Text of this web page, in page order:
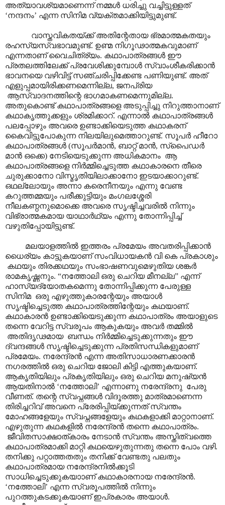
അത്യാവശ്യമാണെന്ന് നമ്മൾ ധരിച്ചു വച്ചിട്ടുള്ളത്
‘നന്ദനം’ എന്ന സിനിമ വ്യക്തമാക്കിയിട്ടുമുണ്ട്.
വാസ്തവികതയ്ക്ക് അതിന്റേതായ ഭ്രമാത്മകതയും
രഹസ്യസ്വഭാവമുണ്ട്. ഉണ്മ നിഗൂഢാത്മകവുമാണ്
എന്നതാണ് വൈചിത്ര്യം. കഥാപാത്രങ്ങൾ ഈ
പ്രതലത്തിലേക്ക് പ്രവേശിക്കുമ്പോൾ സ്വാംശീകരിക്കാൻ
ഭാവനയെ വഴിവിട്ട് സഞ്ചരിപ്പിക്കേണ്ട പണിയുണ്ട്. അത്
എളുപ്പമായിരിക്കണമെന്നില്ല, ജനപ്രിയ
ആസ്വാദനത്തിന്റെ ഭാഗമാകണമെന്നുമില്ല.
അതുകൊണ്ട് കഥാപാത്രങ്ങളെ അടുപ്പിച്ചു നിറുത്താനാണ്
കഥാകൃത്തുക്കളും ശ്രമിക്കാറ്‌. എന്നാൽ കഥാപാത്രങ്ങൾ
പലപ്പോഴും അവരെ ഉണ്ടാക്കിയെടുത്ത കഥാകരന്
കൈവിട്ടുപോകുന്ന നിലയിലുമെത്താറുണ്ട്. സൂപർ ഹീറോ
കഥാപാത്രങ്ങൾ (സൂപർമാൻ, ബാറ്റ് മാൻ, സ്പൈഡർ
മാൻ ഒക്കെ) നേടിയെടുക്കുന്ന അധികമാനം ആ
കഥാപാത്രങ്ങളെ നിർമ്മിച്ചെടുത്ത കഥാകാരനെ തീരെ
ചുരുക്കാനോ വിസ്മൃതിയിലാക്കാനോ ഇടയാക്കാറുണ്ട്.
ഒഥല്ലോയും അന്നാ കരെനീനയും എന്നു വേണ്ട
കറുത്തമ്മയും പരീക്കുട്ടിയും മംഗലശ്ശേരി
നീലകണ്ഠനുമൊക്കെ അവരെ സൃഷ്ടിച്ചവരിൽ നിന്നും
വിഭ്രാത്മകമായ യാഥാർഥ്യം എന്നു തോന്നിപ്പിച്ച്
വഴുതിപ്പോയിട്ടുണ്ട്.
മലയാളത്തിൽ ഇത്തരം പ്രമേയം അവതരിപ്പിക്കാൻ
ധൈര്യം കാട്ടുകയാണ് സംവിധായകൻ വി കെ പ്രകാശും
കഥയും തിരക്കഥയും സംഭാഷണവുമെഴുതിയ ശങ്കർ
രാമകൃഷ്ണനും. “നത്തോലി ഒരു ചെറിയ മീനല്ല” എന്ന്
ഹാസ്യദ്യോതകമെന്നു തോന്നിപ്പിക്കുന്ന പേരുള്ള
സിനിമ ഒരു എഴുത്തുകാരന്റേയും അയാൾ
സൃഷ്ടിച്ചെടുത്ത കഥാപാത്രത്തിന്റേയും കഥയാണ്.
കഥാകാരൻ ഉണ്ടാക്കിയെടുക്കുന്ന കഥാപാത്രം അയാളുടെ
തന്നെ വേറിട്ട സ്വരൂപം ആകുകയും അവർ തമ്മിൽ
അതിദൃഢമായ ബന്ധം നിർമ്മിച്ചെടുക്കുന്നതും ഈ
ദ്വന്ദങ്ങൾ സൃഷ്ടിച്ചെടുക്കുന്ന പ്രതിസന്ധികളുമാണ്
പ്രമേയം. നരേന്ദ്രൻ എന്ന അതിസാധാരണക്കാരൻ
നഗരത്തിൽ ഒരു ചെറിയ ജോലി കിട്ടി എത്തുകയാണ്.
ആകൃതിയിലും പ്രകൃതിയിലും ഒരു ചെറിയ മനുഷ്യൻ
ആയതിനാൽ ‘നത്തോലി’ എന്നാണു നരേന്ദ്രനു പേരു
വീണത്. തന്റെ സ്വപ്നങ്ങൾ വിദൂരത്തു മാത്രമാണെന്ന
തിരിച്ചറിവ് അവനെ പ്രേരിപ്പിയ്ക്കുന്നത് സ്വന്തം
മോഹങ്ങളേയും സ്വപ്നങ്ങളേയും കഥകളാക്കി മാറ്റാനാണ്.
എഴുതുന്ന കഥകളിൽ നരേന്ദ്രൻ തന്നെ കഥാപാത്രം.
ജീവിതസാക്ഷാത്കാരം നേടാൻ സ്വന്തം അസ്തിത്വത്തെ
കഥാപാത്രമാക്കി മാറ്റി കഥയെഴുതുന്നതു തന്നെ പോം വഴി.
തനിക്കു പറ്റാത്തതതും തനിക്ക് വേണ്ടതു പലതും
കഥാപാത്രമായ നരേന്ദ്രനിൽക്കൂടി
സാധിച്ചെടുക്കുകയാ‍ാണ് കഥാകാരനായ നരേന്ദ്രൻ.
‘നത്തോലി’ എന്ന സ്വരൂപത്തിൽ നിന്നും
പുറത്തുകടക്കുകയാണ് ഇപ്രകാരം അയാൾ.